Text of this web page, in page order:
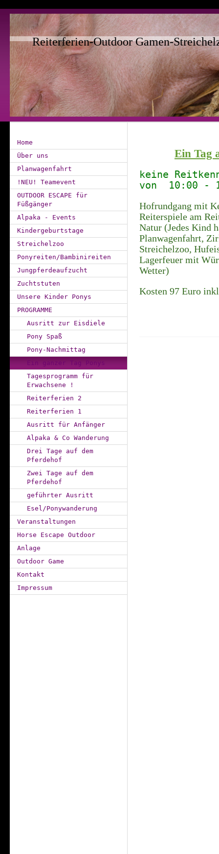
Reiterferien-Outdoor Gamen-
Home
Über uns
Planwagenfahrt
!NEU! Teamevent
OUTDOOR ESCAPE für
Füßgänger
Alpaka - Events
Kindergeburtstage
Streichelzoo
Ponyreiten/Bambinireiten
Jungpferdeaufzucht
Zuchtstuten
Unsere Kinder Ponys
PROGRAMME
Ausritt zur Eisdiele
Pony Spaß
Pony-Nachmittag
Ein ganzer Tag Ponys
Tagesprogramm für
Erwachsene !
Reiterferien 2
Reiterferien 1
Ausritt für Anfänger
Alpaka & Co Wanderung
Drei Tage auf dem
Pferdehof
Zwei Tage auf dem
Pferdehof
geführter Ausritt
Esel/Ponywanderung
Veranstaltungen
Horse Escape Outdoor
Anlage
Outdoor Game
Kontakt
Impressum
Ein Tag
keine
von 10:00 -
Hofrundgang mit
Reiterspiele am
Natur (Jedes Kind
Planwagenfahrt,
Streichelzoo,
Lagerfeuer mit
Wetter)
Kosten 97 Euro